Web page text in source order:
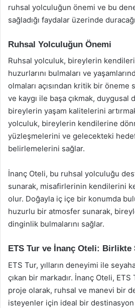
ruhsal yolculuğun önemi ve bu
sağladığı faydalar üzerinde
Ruhsal Yolculuğun Önemi
Ruhsal yolculuk, bireylerin
huzurlarını bulmaları ve
olmaları açısından kritik bir
ve kaygı ile başa çıkmak, duygusal
bireylerin yaşam kalitelerini
yolculuk, bireylerin kendilerine
yüzleşmelerini ve gelecekteki
belirlemelerini sağlar.
İnanç Oteli, bu ruhsal yolculuğu
sunarak, misafirlerinin kendilerini
olur. Doğayla iç içe bir konumda
huzurlu bir atmosfer sunarak,
dinginlik bulmalarını sağlar.
ETS Tur ve İnanç Oteli: Birlikte
ETS Tur, yılların deneyimi ile
çıkan bir markadır. İnanç Oteli,
proje olarak, ruhsal ve manevi bir
isteyenler için ideal bir destinasyon